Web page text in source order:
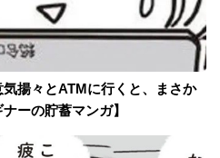
揚々とATMに行くと、まさか
ーの貯蓄マンガ】